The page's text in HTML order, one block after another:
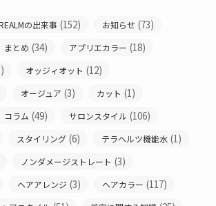
の出来事 (152) お知らせ (73)
まとめ (34) アプリエカラー (18)
オッジィオット (12)
オージュア (3) カット (1)
コラム (49) サロンスタイル (106)
スタイリング (6) テラヘルツ機能水 (1)
ノンダメージストレート (3)
ヘアアレンジ (3) ヘアカラー (117)